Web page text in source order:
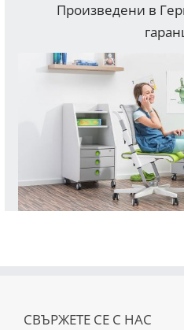
Произведени в
СВЪРЖЕТЕ СЕ С НАС